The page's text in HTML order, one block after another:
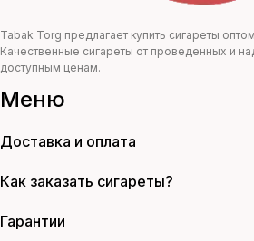
Tabak Torg предлагает купить сигареты
Качественные сигареты от проведенных и
доступным ценам.
Меню
Доставка и оплата
Как заказать сигареты?
Гарантии